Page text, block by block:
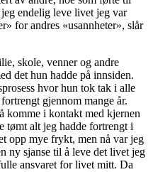
endelig leve livet jeg var
for andres «usannheter», slår
skole, venner og andre
det hun hadde på innsiden.
hvor hun tok tak i alle
gjennom mange år.
komme i kontakt med kjernen
tømt alt jeg hadde fortrengt i
opp mye frykt, men nå var jeg
ny sjanse til å leve det livet jeg
ansvaret for livet mitt. Da